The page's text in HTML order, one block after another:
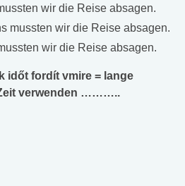
wir die Reise absagen.
mussten wir die Reise absagen.
wir die Reise absagen.
időt fordít vmire = lange
verwenden ………..